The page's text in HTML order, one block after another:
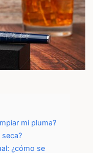
mi pluma?
¿cómo se